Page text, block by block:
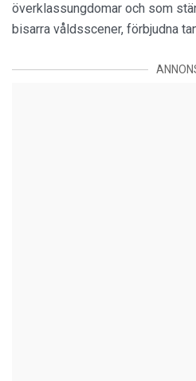
överklassungdomar och som
bisarra våldsscener, förbjudna